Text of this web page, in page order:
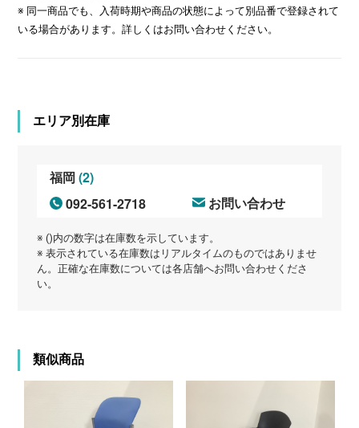
※ 同一商品でも、入荷時期や商品の状態によって別品番で登録されて
いる場合があります。詳しくはお問い合わせください。
エリア別在庫
福岡(2)
092-561-2718
お問い合わせ
※ ()内の数字は在庫数を示しています。
※ 表示されている在庫数はリアルタイムのものではありませ
ん。正確な在庫数については各店舗へお問い合わせくださ
い。
類似商品